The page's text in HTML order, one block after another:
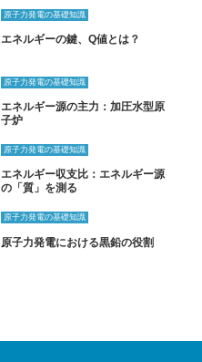
原子力発電の基礎知識
エネルギーの鍵、Q値とは？
原子力発電の基礎知識
エネルギー源の主力：加圧水型原
子炉
原子力発電の基礎知識
エネルギー収支比：エネルギー源
の「質」を測る
原子力発電の基礎知識
原子力発電における黒鉛の役割